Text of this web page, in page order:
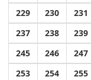
229
230 231
237
238 239
245
246 247
253
254 255